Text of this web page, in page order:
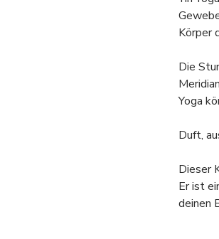
Körper
Die
Yoga
Duft,
Dieser
Er ist
deinen